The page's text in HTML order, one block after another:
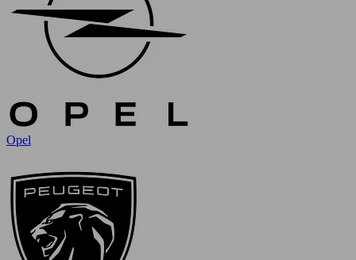
Opel